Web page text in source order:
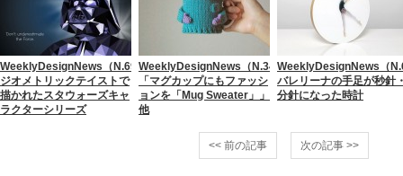
WeeklyDesignNews（N.69）
ジオメトリックテイストで
描かれたスタウォーズキャ
ラクターシリーズ
WeeklyDesignNews（N.34）
「マグカップにもファッシ
ョンを「Mug Sweater」」
他
WeeklyDesignNews（
バレリーナの手足が秒針
分針になった時計
<< 前の記事 次の記事 >>